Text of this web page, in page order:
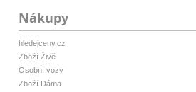
Nákupy
hledejceny.cz
Zboží Živě
Osobní vozy
Zboží Dáma